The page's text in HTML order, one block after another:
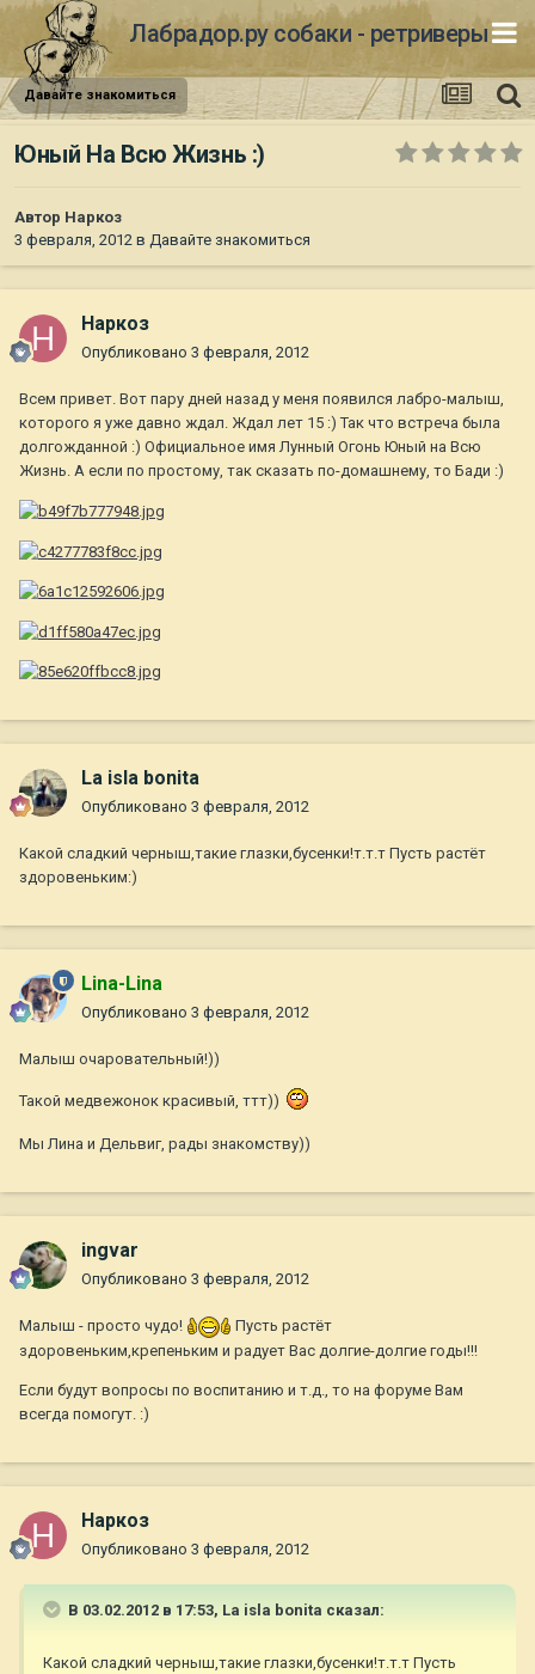
Лабрадор.ру собаки - ретриверы
Давайте знакомиться
Юный На Всю Жизнь :)
Автор Наркоз
3 февраля, 2012 в Давайте знакомиться
Наркоз
Опубликовано 3 февраля, 2012
Всем привет. Вот пару дней назад у меня появился лабро-малыш,
которого я уже давно ждал. Ждал лет 15 :) Так что встреча была
долгожданной :) Официальное имя Лунный Огонь Юный на Всю
Жизнь. А если по простому, так сказать по-домашнему, то Бади :)
La isla bonita
Опубликовано 3 февраля, 2012
Какой сладкий черныш,такие глазки,бусенки!т.т.т Пусть растёт
здоровеньким:)
Lina-Lina
Опубликовано 3 февраля, 2012
Малыш очаровательный!))
Такой медвежонок красивый, ттт))
Мы Лина и Дельвиг, рады знакомству))
ingvar
Опубликовано 3 февраля, 2012
Малыш - просто чудо!
Пусть растёт
здоровеньким,крепеньким и радует Вас долгие-долгие годы!!!
Если будут вопросы по воспитанию и т.д., то на форуме Вам
всегда помогут. :)
Наркоз
Опубликовано 3 февраля, 2012
В 03.02.2012 в 17:53, La isla bonita сказал:
Какой сладкий черныш,такие глазки,бусенки!т.т.т Пусть